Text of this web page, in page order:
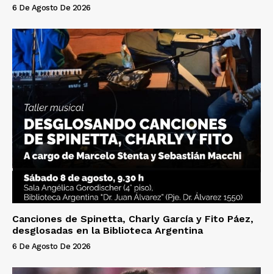
6 De Agosto De 2026
Canciones de Spinetta, Charly García y Fito Páez,
desglosadas en la Biblioteca Argentina
6 De Agosto De 2026